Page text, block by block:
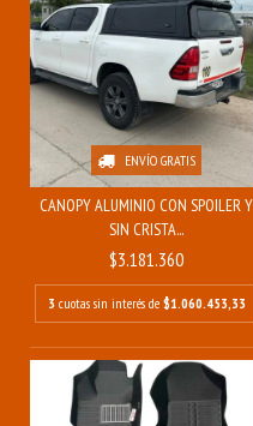
ENVÍO GRATIS
CANOPY ALUMINIO CON SPOILER Y
SIN CRISTA...
$3.181.360
3 cuotas sin interés de $1.060.453,33